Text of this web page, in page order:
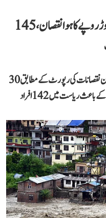
ہماچل پردیش: مانسون میں 798 کروڑ روپے کا ہوا نقصان، 145
ریاستی حکومت کی جانب سے جاری مجموعی مانسون نقصانات کی رپورٹ کے مطابق 30
جون سے 6 اگست 2026 کے درمیان مانسون کے باعث ریاست میں 142 افراد